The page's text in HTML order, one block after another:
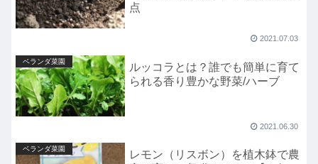
点
2021.07.03
ベランダ菜園
ルッコラとは？誰でも簡単に育て
られる香り豊かな野菜/ハーブ
2021.06.30
ベランダ菜園
レモン（リスボン）を植木鉢で農